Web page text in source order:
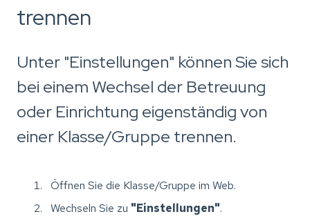
trennen
Unter "Einstellungen" können Sie sich
bei einem Wechsel der Betreuung
oder Einrichtung eigenständig von
einer Klasse/Gruppe trennen.
Öffnen Sie die Klasse/Gruppe im Web.
Wechseln Sie zu "Einstellungen".